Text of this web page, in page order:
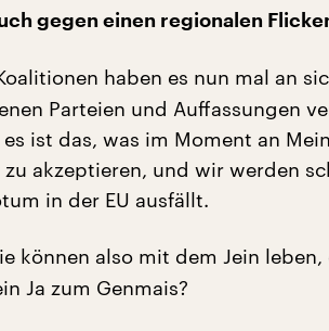
gegen einen regionalen
haben es nun mal an
Parteien und Auffassungen
ist das, was im Moment an
akzeptieren, und wir werden
in der EU ausfällt.
können also mit dem Jein leben,
Ja zum Genmais?